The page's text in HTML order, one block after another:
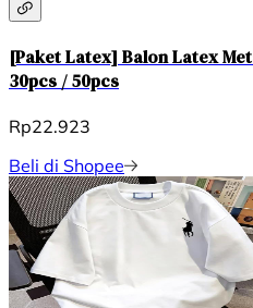
[Paket Latex] Balon Latex
30pcs / 50pcs
Rp22.923
Beli di Shopee